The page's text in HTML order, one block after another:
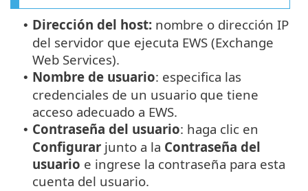
• Dirección del host: nombre o dirección IP
del servidor que ejecuta EWS (Exchange
Web Services).
• Nombre de usuario: especifica las
credenciales de un usuario que tiene
acceso adecuado a EWS.
• Contraseña del usuario: haga clic en
Configurar junto a la Contraseña del
usuario e ingrese la contraseña para esta
cuenta del usuario.